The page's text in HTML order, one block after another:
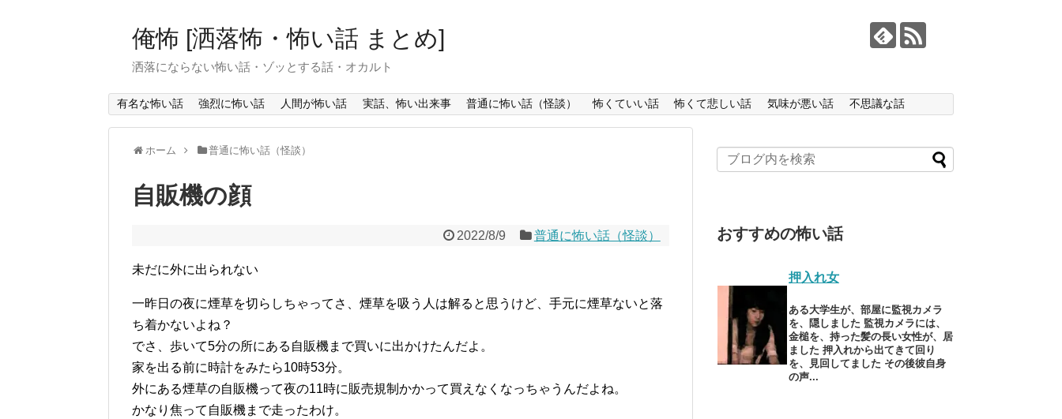
俺怖 [洒落怖・怖い話 まとめ]
洒落にならない怖い話・ゾッとする話・オカルト
有名な怖い話 強烈に怖い話 人間が怖い話 実話、怖い出来事 普通に怖い話（怪談） 怖くていい話 怖くて悲しい話 気味が悪い話 不思議な話
ホーム 普通に怖い話（怪談）
自販機の顔
2022/8/9 普通に怖い話（怪談）
未だに外に出られない
一昨日の夜に煙草を切らしちゃってさ、煙草を吸う人は解ると思うけど、手元に煙草ないと落
ち着かないよね？
でさ、歩いて5分の所にある自販機まで買いに出かけたんだよ。
家を出る前に時計をみたら10時53分。
外にある煙草の自販機って夜の11時に販売規制かかって買えなくなっちゃうんだよね。
かなり焦って自販機まで走ったわけ。
おすすめの怖い話
押入れ女
ある大学生が、部屋に監視カメラ
を、隠しました 監視カメラには、
金槌を、持った髪の長い女性が、居
ました 押入れから出てきて回り
を、見回してました その後彼自身
の声...